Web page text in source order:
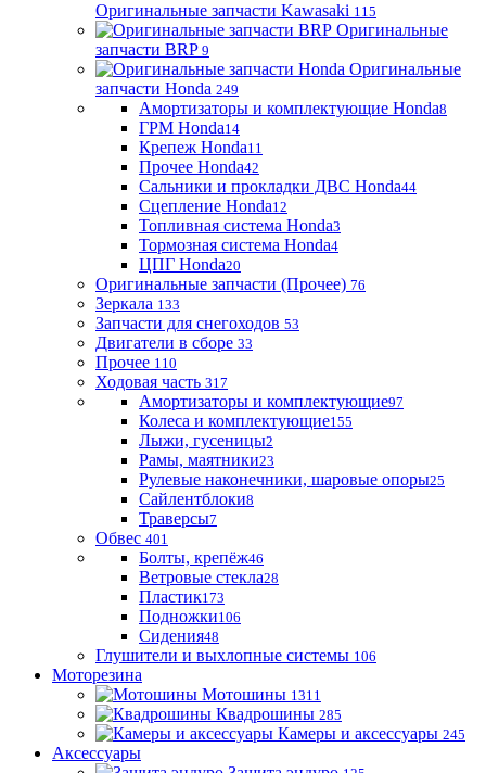
Оригинальные запчасти Kawasaki 115
Оригинальные
запчасти BRP 9
Оригинальные
запчасти Honda 249
Амортизаторы и комплектующие Honda8
ГРМ Honda14
Крепеж Honda11
Прочее Honda42
Сальники и прокладки ДВС Honda44
Сцепление Honda12
Топливная система Honda3
Тормозная система Honda4
ЦПГ Honda20
Оригинальные запчасти (Прочее) 76
Зеркала 133
Запчасти для снегоходов 53
Двигатели в сборе 33
Прочее 110
Ходовая часть 317
Амортизаторы и комплектующие97
Колеса и комплектующие155
Лыжи, гусеницы2
Рамы, маятники23
Рулевые наконечники, шаровые опоры25
Сайлентблоки8
Траверсы7
Обвес 401
Болты, крепёж46
Ветровые стекла28
Пластик173
Подножки106
Сидения48
Глушители и выхлопные системы 106
Моторезина
Мотошины 1311
Квадрошины 285
Камеры и аксессуары 245
Аксессуары